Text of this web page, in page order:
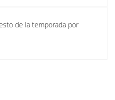
de la temporada por